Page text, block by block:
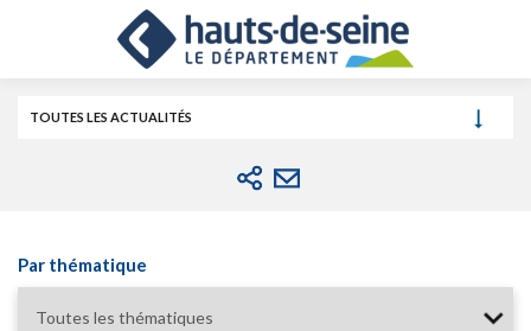
TOUTES LES ACTUALITÉS
Par thématique
Cookies et traceurs utilisés sur ce site.